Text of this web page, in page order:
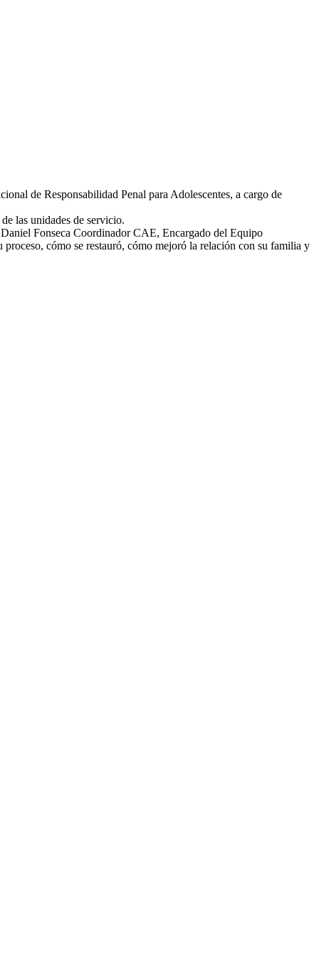
de Responsabilidad Penal para Adolescentes, a cargo de
las unidades de servicio.
Fonseca Coordinador CAE, Encargado del Equipo
cómo se restauró, cómo mejoró la relación con su familia y